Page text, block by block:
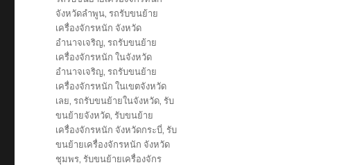
จังหวัดลำพูน,รถรับขนย้าย
เครื่องจักรหนัก จังหวัด
อำนาจเจริญ,รถรับขนย้าย
เครื่องจักรหนัก ในจังหวัด
อำนาจเจริญ,รถรับขนย้าย
เครื่องจักรหนัก ในเขตจังหวัด
เลย,รถรับขนย้ายในจังหวัด,รับ
ขนย้ายจังหวัด,รับขนย้าย
เครื่องจักรหนัก จังหวัดกระบี่,รับ
ขนย้ายเครื่องจักรหนัก จังหวัด
ชุมพร,รับขนย้ายเครื่องจักร